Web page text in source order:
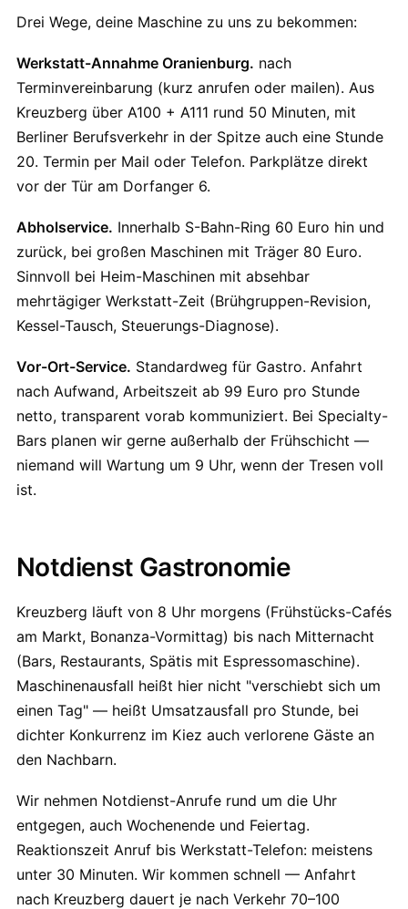
Drei Wege, deine Maschine zu uns zu bekommen:
Werkstatt-Annahme Oranienburg. nach
Terminvereinbarung (kurz anrufen oder mailen). Aus
Kreuzberg über A100 + A111 rund 50 Minuten, mit
Berliner Berufsverkehr in der Spitze auch eine Stunde
20. Termin per Mail oder Telefon. Parkplätze direkt
vor der Tür am Dorfanger 6.
Abholservice. Innerhalb S-Bahn-Ring 60 Euro hin und
zurück, bei großen Maschinen mit Träger 80 Euro.
Sinnvoll bei Heim-Maschinen mit absehbar
mehrtägiger Werkstatt-Zeit (Brühgruppen-Revision,
Kessel-Tausch, Steuerungs-Diagnose).
Vor-Ort-Service. Standardweg für Gastro. Anfahrt
nach Aufwand, Arbeitszeit ab 99 Euro pro Stunde
netto, transparent vorab kommuniziert. Bei Specialty-
Bars planen wir gerne außerhalb der Frühschicht —
niemand will Wartung um 9 Uhr, wenn der Tresen voll
ist.
Notdienst Gastronomie
Kreuzberg läuft von 8 Uhr morgens (Frühstücks-Cafés
am Markt, Bonanza-Vormittag) bis nach Mitternacht
(Bars, Restaurants, Spätis mit Espressomaschine).
Maschinenausfall heißt hier nicht "verschiebt sich um
einen Tag" — heißt Umsatzausfall pro Stunde, bei
dichter Konkurrenz im Kiez auch verlorene Gäste an
den Nachbarn.
Wir nehmen Notdienst-Anrufe rund um die Uhr
entgegen, auch Wochenende und Feiertag.
Reaktionszeit Anruf bis Werkstatt-Telefon: meistens
unter 30 Minuten. Wir kommen schnell — Anfahrt
nach Kreuzberg dauert je nach Verkehr 70–100